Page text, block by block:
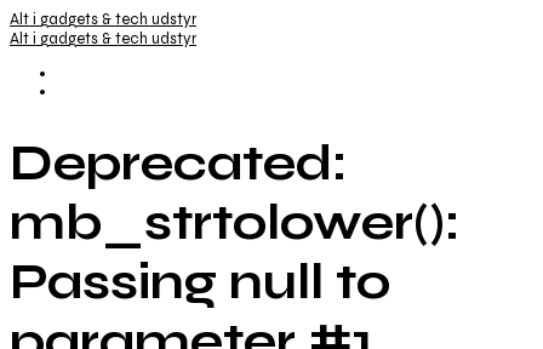
Alt i gadgets & tech udstyr
Alt i gadgets & tech udstyr
Deprecated:
mb_strtolower():
Passing null to